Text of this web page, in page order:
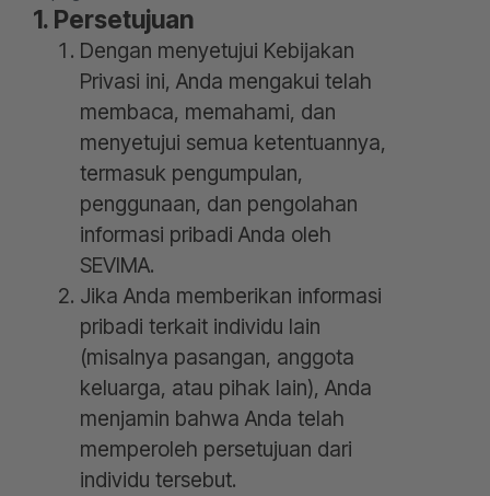
1. Persetujuan
Dengan menyetujui Kebijakan
Privasi ini, Anda mengakui telah
membaca, memahami, dan
menyetujui semua ketentuannya,
termasuk pengumpulan,
penggunaan, dan pengolahan
informasi pribadi Anda oleh
SEVIMA.
Jika Anda memberikan informasi
pribadi terkait individu lain
(misalnya pasangan, anggota
keluarga, atau pihak lain), Anda
menjamin bahwa Anda telah
memperoleh persetujuan dari
individu tersebut.